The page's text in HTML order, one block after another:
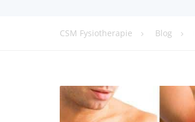
CSM Fysiotherapie Blog